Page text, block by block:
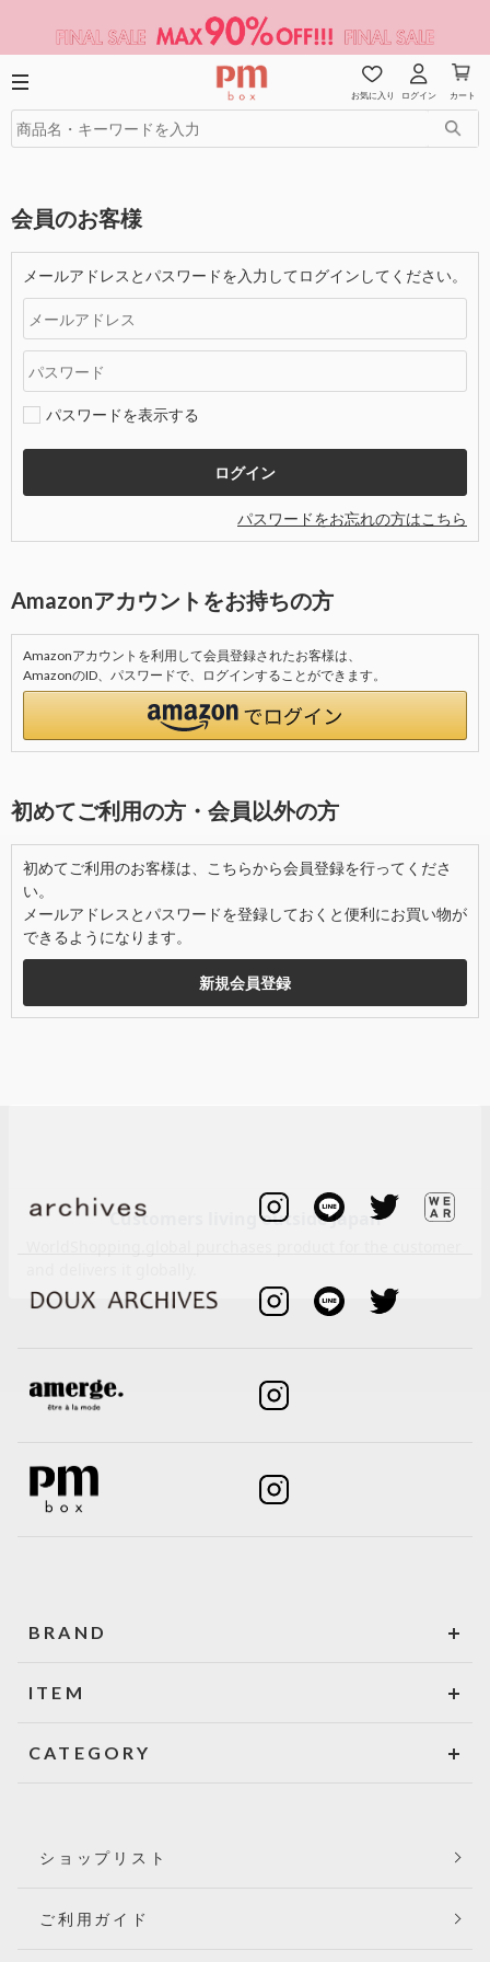
お気に入り ログイン カート
会員のお客様
メールアドレスとパスワードを入力してログインしてください。
パスワードを表示する
パスワードをお忘れの方はこちら
Amazonアカウントをお持ちの方
Amazonアカウントを利用して会員登録されたお客様は、
AmazonのID、パスワードで、ログインすることができます。
初めてご利用の方・会員以外の方
初めてご利用のお客様は、こちらから会員登録を行ってくださ
い。
メールアドレスとパスワードを登録しておくと便利にお買い物が
できるようになります。
BRAND
ITEM
CATEGORY
ショップリスト
ご利用ガイド